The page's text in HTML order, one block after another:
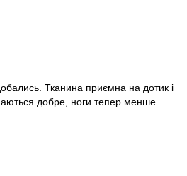
Тканина приємна на дотик і
добре, ноги тепер менше